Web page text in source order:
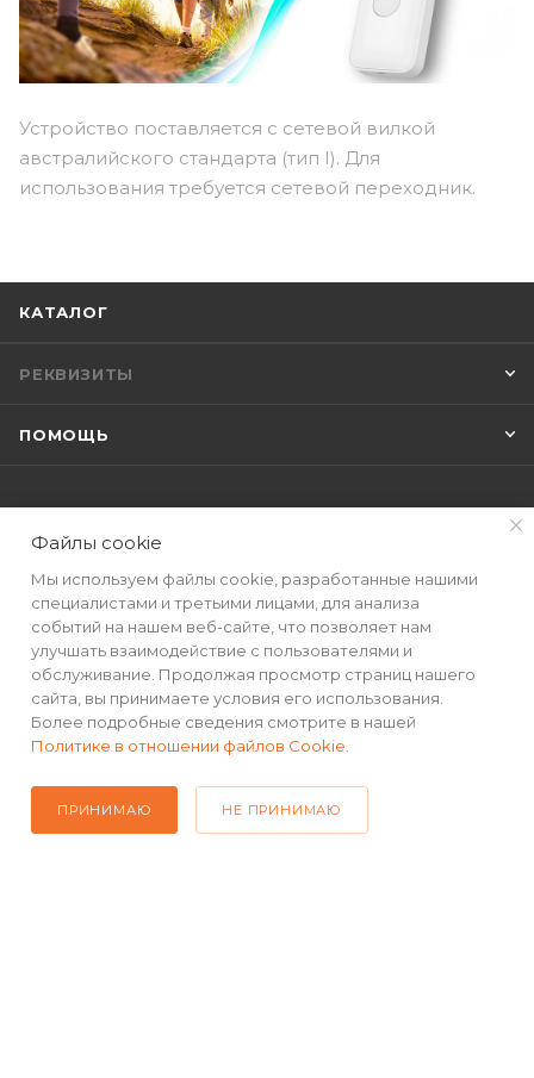
Устройство поставляется с сетевой вилкой
австралийского стандарта (тип I). Для
использования требуется сетевой переходник.
КАТАЛОГ
РЕКВИЗИТЫ
ПОМОЩЬ
ПОДПИСАТЬСЯ НА РАССЫЛКУ
+7(499) 490-48-04
sales@mimall.ru
ТЦ «Савеловский», мобильный
ряд, павильон Л153 ул. Сущевский
Файлы cookie
Мы используем файлы cookie, разработанные нашими
специалистами и третьими лицами, для анализа
событий на нашем веб-сайте, что позволяет нам
улучшать взаимодействие с пользователями и
обслуживание. Продолжая просмотр страниц нашего
сайта, вы принимаете условия его использования.
Более подробные сведения смотрите в нашей
Политике в отношении файлов Cookie
ПРИНИМАЮ НЕ ПРИНИМАЮ